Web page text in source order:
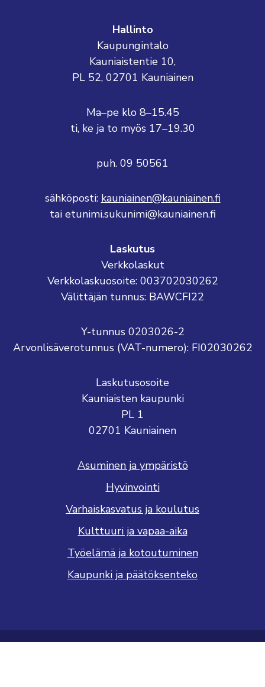
Hallinto
Kaupungintalo
Kauniaistentie 10,
PL 52, 02701 Kauniainen
Ma–pe klo 8–15.45
ti, ke ja to myös 17–19.30
puh. 09 50561
sähköposti: kauniainen@kauniainen.fi
tai etunimi.sukunimi@kauniainen.fi
Laskutus
Verkkolaskut
Verkkolaskuosoite: 003702030262
Välittäjän tunnus: BAWCFI22
Y-tunnus 0203026-2
Arvonlisäverotunnus (VAT-numero): FI02030262
Laskutusosoite
Kauniaisten kaupunki
PL 1
02701 Kauniainen
Asuminen ja ympäristö
Hyvinvointi
Varhaiskasvatus ja koulutus
Kulttuuri ja vapaa-aika
Työelämä ja kotoutuminen
Kaupunki ja päätöksenteko